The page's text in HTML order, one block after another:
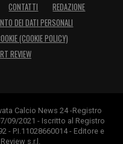
CONTATTI
REDAZIONE
DEI DATI PERSONALI
(COOKIE POLICY)
REVIEW
Calcio News 24 -Registro
09/2021 - Iscritto al Registro
- P.I.11028660014 - Editore e
s.r.l.